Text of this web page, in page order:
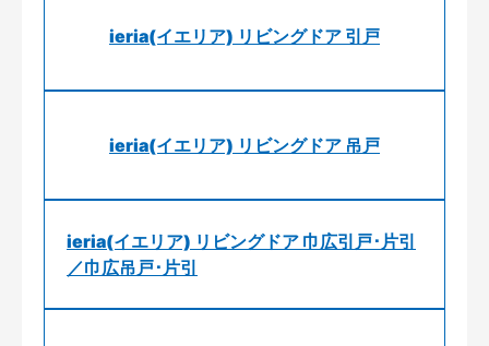
ieria(イエリア) リビングドア 引戸
ieria(イエリア) リビングドア 吊戸
ieria(イエリア) リビングドア 巾広引戸･片引
／巾広吊戸･片引